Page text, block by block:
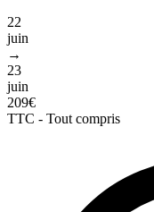
22
juin
→
23
juin
209€
TTC - Tout compris